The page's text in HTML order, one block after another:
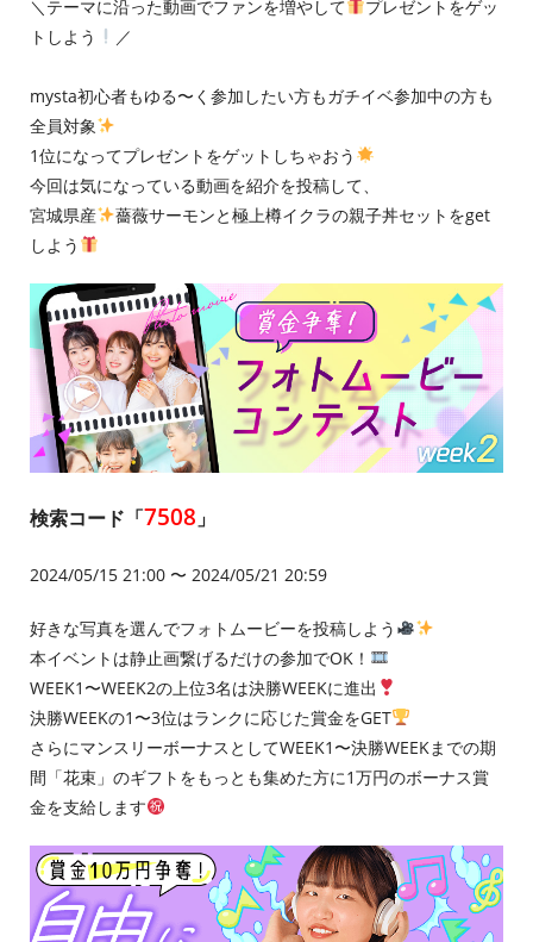
＼テーマに沿った動画でファンを増やして
プレゼントをゲッ
トしよう
／
mysta初心者もゆる〜く参加したい方もガチイベ参加中の方も
全員対象
1位になってプレゼントをゲットしちゃおう
今回は気になっている動画を紹介を投稿して、
宮城県産
薔薇サーモンと極上樽イクラの親子丼セットをget
しよう
検索コード「7508 」
2024/05/15 21:00 〜 2024/05/21 20:59
好きな写真を選んでフォトムービーを投稿しよう
本イベントは静止画繋げるだけの参加でOK！
WEEK1〜WEEK2の上位3名は決勝WEEKに進出
決勝WEEKの1〜3位はランクに応じた賞金をGET
さらにマンスリーボーナスとしてWEEK1〜決勝WEEKまでの期
間「花束」のギフトをもっとも集めた方に1万円のボーナス賞
金を支給します